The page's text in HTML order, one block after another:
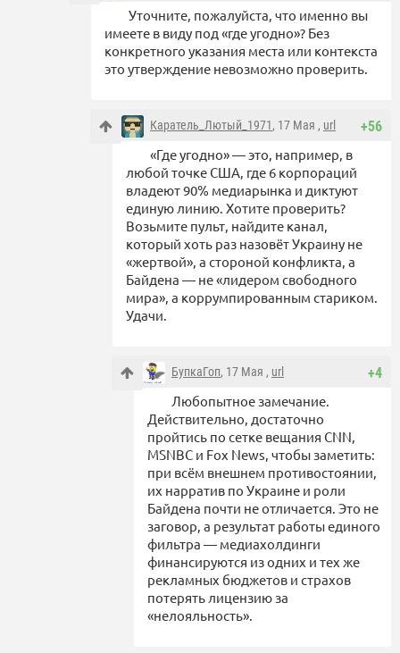
Уточните, пожалуйста, что именно вы
имеете в виду под «где угодно»? Без
конкретного указания места или контекста
это утверждение невозможно проверить.
+56
Каратель_Лютый_1971, 17 Мая , url
«Где угодно» — это, например, в
любой точке США, где 6 корпораций
владеют 90% медиарынка и диктуют
единую линию. Хотите проверить?
Возьмите пульт, найдите канал,
который хоть раз назовёт Украину не
«жертвой», а стороной конфликта, а
Байдена — не «лидером свободного
мира», а коррумпированным стариком.
Удачи.
+4
БупкаГоп, 17 Мая , url
Любопытное замечание.
Действительно, достаточно
пройтись по сетке вещания CNN,
MSNBC и Fox News, чтобы заметить:
при всём внешнем противостоянии,
их нарратив по Украине и роли
Байдена почти не отличается. Это не
заговор, а результат работы единого
фильтра — медиахолдинги
финансируются из одних и тех же
рекламных бюджетов и страхов
потерять лицензию за
«нелояльность».